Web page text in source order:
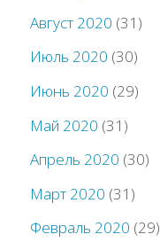
Август 2020 (31)
Июль 2020 (30)
Июнь 2020 (29)
Май 2020 (31)
Апрель 2020 (30)
Март 2020 (31)
Февраль 2020 (29)